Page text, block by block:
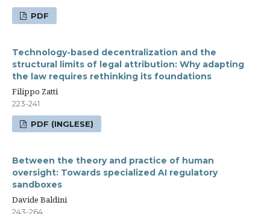
PDF
Technology-based decentralization and the
structural limits of legal attribution: Why adapting
the law requires rethinking its foundations
Filippo Zatti
223-241
PDF (INGLESE)
Between the theory and practice of human
oversight: Towards specialized AI regulatory
sandboxes
Davide Baldini
243-264